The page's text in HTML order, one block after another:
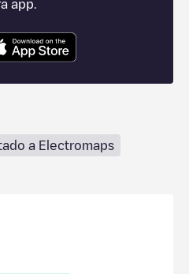
app.
a Electromaps